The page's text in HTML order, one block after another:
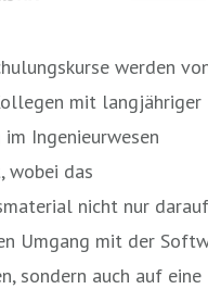
werden
mit langjähriger
im Ingenieurwesen
wobei das
nicht nur darauf
Umgang mit der
sondern auch auf eine